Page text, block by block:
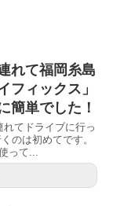
れて福岡糸島
フィックス」
簡単でした！
てドライブに行っ
のは初めてです。
って...